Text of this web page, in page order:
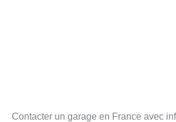
Contacter un garage en France avec